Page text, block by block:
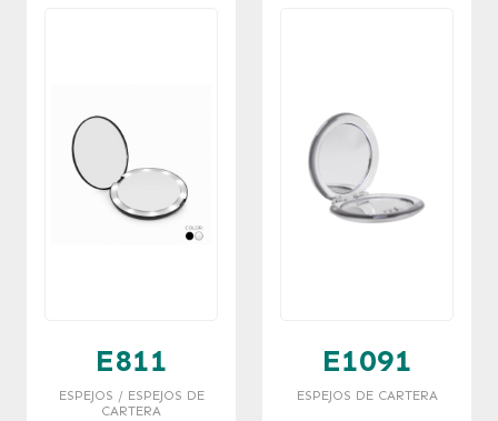
E811
ESPEJOS / ESPEJOS DE
CARTERA
E1091
ESPEJOS DE CARTERA